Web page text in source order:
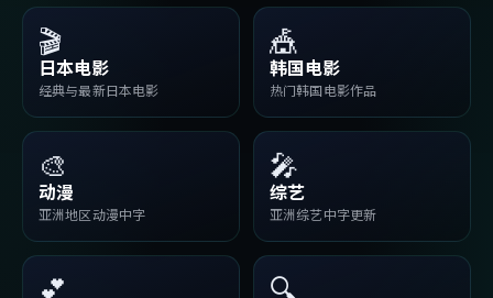
🎬
日本电影
经典与最新日本电影
🎪
韩国电影
热门韩国电影作品
🎨
动漫
亚洲地区动漫中字
🎤
综艺
亚洲综艺中字更新
💕 🔍